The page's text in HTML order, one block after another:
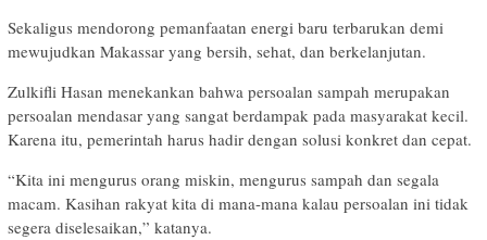
Sekaligus mendorong pemanfaatan energi baru terbarukan demi
mewujudkan Makassar yang bersih, sehat, dan berkelanjutan.
Zulkifli Hasan menekankan bahwa persoalan sampah merupakan
persoalan mendasar yang sangat berdampak pada masyarakat kecil.
Karena itu, pemerintah harus hadir dengan solusi konkret dan cepat.
“Kita ini mengurus orang miskin, mengurus sampah dan segala
macam. Kasihan rakyat kita di mana-mana kalau persoalan ini tidak
segera diselesaikan,” katanya.